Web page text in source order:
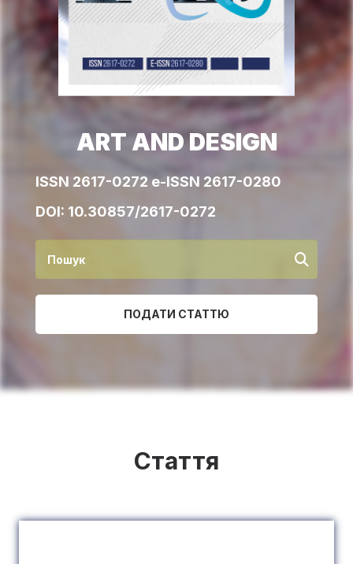
ART AND DESIGN
ISSN 2617-0272 e-ISSN 2617-0280
DOI: 10.30857/2617-0272
ПОДАТИ СТАТТЮ
Стаття